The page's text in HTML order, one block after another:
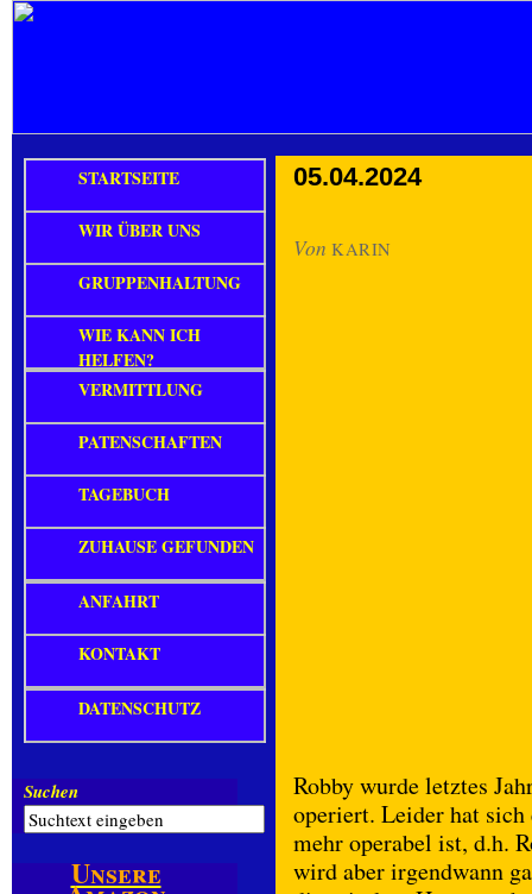
05.04.2024
Von KARIN
Robby wurde letztes
operiert. Leider hat
mehr operabel ist, d.h.
wird aber irgendwann
STARTSEITE
WIR ÜBER UNS
GRUPPENHALTUNG
WIE KANN ICH
HELFEN?
VERMITTLUNG
PATENSCHAFTEN
TAGEBUCH
ZUHAUSE GEFUNDEN
ANFAHRT
KONTAKT
DATENSCHUTZ
Suchen
Unsere